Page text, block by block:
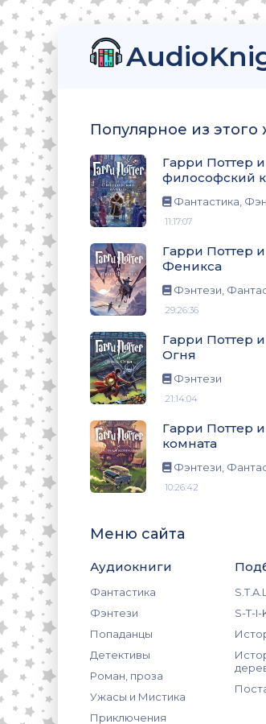
Популярное из этого
Гарри Поттер и
философский
Фантастика,
11:17:07
Гарри Поттер
Феникса
Фэнтези,
29:26:36
Гарри Поттер
Огня
Фэнтези
21:14:04
Гарри Поттер
комната
Фэнтези,
10:26:42
Меню сайта
Аудиокниги
Фантастика
Фэнтези
Попаданцы
Детективы
Роман, проза
Ужасы и Мистика
Приключения
S-T-I-
камень